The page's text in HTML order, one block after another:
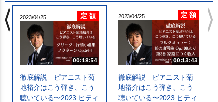
2023/04/25 定 額
00:18:54
徹底解説 ピアニスト菊
地裕介はこう弾き、こう
聴いている〜2023 ピティ
2023/04/25 定 額
00:13:43
徹底解説 ピアニスト菊
地裕介はこう弾き、こう
聴いている〜2023 ピティ
chevron_left chevron_right